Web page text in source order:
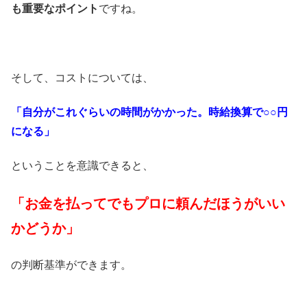
も重要なポイント ですね。
そして、コストについては、
「自分がこれぐらいの時間がかかった。時給換算で○○円
になる」
ということを意識できると、
「お金を払ってでもプロに頼んだほうがいい
かどうか」
の判断基準ができます。